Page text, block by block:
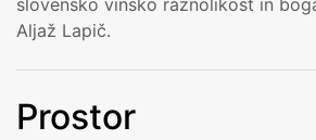
Aljaž Lapič.
Prostor